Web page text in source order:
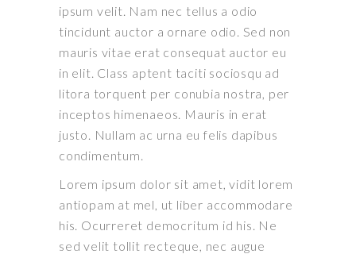
ipsum velit. Nam nec tellus a odio
tincidunt auctor a ornare odio. Sed non
mauris vitae erat consequat auctor eu
in elit. Class aptent taciti sociosqu ad
litora torquent per conubia nostra, per
inceptos himenaeos. Mauris in erat
justo. Nullam ac urna eu felis dapibus
condimentum.
Lorem ipsum dolor sit amet, vidit lorem
antiopam at mel, ut liber accommodare
his. Ocurreret democritum id his. Ne
sed velit tollit recteque, nec augue